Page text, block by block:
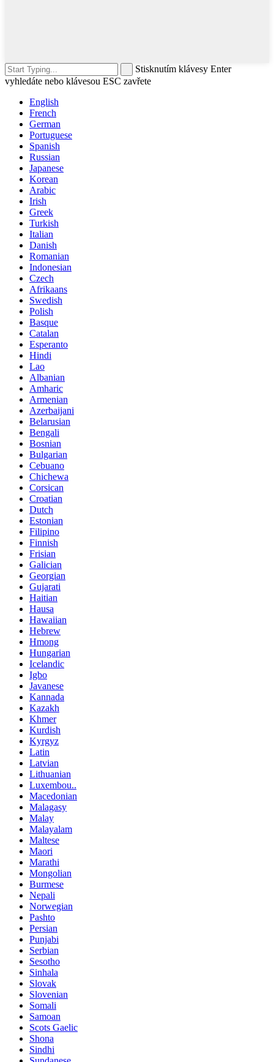
Stisknutím klávesy Enter
vyhledáte nebo klávesou ESC zavřete
English
French
German
Portuguese
Spanish
Russian
Japanese
Korean
Arabic
Irish
Greek
Turkish
Italian
Danish
Romanian
Indonesian
Czech
Afrikaans
Swedish
Polish
Basque
Catalan
Esperanto
Hindi
Lao
Albanian
Amharic
Armenian
Azerbaijani
Belarusian
Bengali
Bosnian
Bulgarian
Cebuano
Chichewa
Corsican
Croatian
Dutch
Estonian
Filipino
Finnish
Frisian
Galician
Georgian
Gujarati
Haitian
Hausa
Hawaiian
Hebrew
Hmong
Hungarian
Icelandic
Igbo
Javanese
Kannada
Kazakh
Khmer
Kurdish
Kyrgyz
Latin
Latvian
Lithuanian
Luxembou..
Macedonian
Malagasy
Malay
Malayalam
Maltese
Maori
Marathi
Mongolian
Burmese
Nepali
Norwegian
Pashto
Persian
Punjabi
Serbian
Sesotho
Sinhala
Slovak
Slovenian
Somali
Samoan
Scots Gaelic
Shona
Sindhi